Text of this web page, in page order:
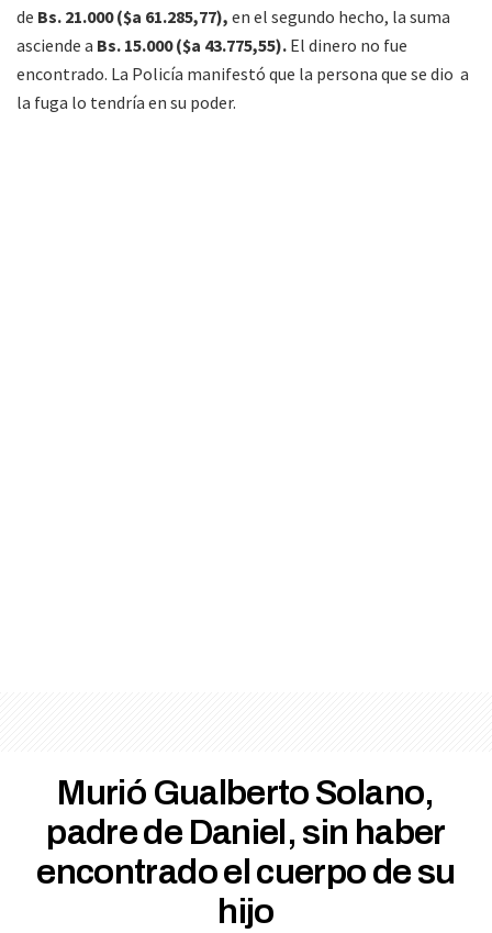
de Bs. 21.000 ($a 61.285,77), en el segundo hecho, la suma
asciende a Bs. 15.000 ($a 43.775,55). El dinero no fue
encontrado. La Policía manifestó que la persona que se dio a
la fuga lo tendría en su poder.
Murió Gualberto Solano,
padre de Daniel, sin haber
encontrado el cuerpo de su
hijo